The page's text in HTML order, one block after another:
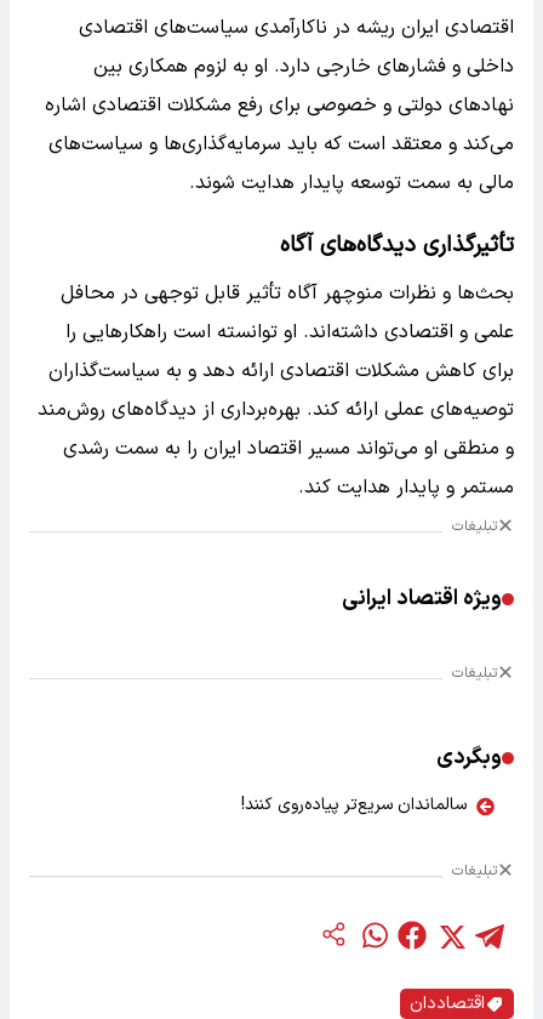
اقتصادی ایران ریشه در ناکارآمدی سیاست‌های اقتصادی
داخلی و فشارهای خارجی دارد. او به لزوم همکاری بین
نهادهای دولتی و خصوصی برای رفع مشکلات اقتصادی اشاره
می‌کند و معتقد است که باید سرمایه‌گذاری‌ها و سیاست‌های
مالی به سمت توسعه پایدار هدایت شوند.
تأثیرگذاری دیدگاه‌های آگاه
بحث‌ها و نظرات منوچهر آگاه تأثیر قابل توجهی در محافل
علمی و اقتصادی داشته‌اند. او توانسته است راهکارهایی را
برای کاهش مشکلات اقتصادی ارائه دهد و به سیاست‌گذاران
توصیه‌های عملی ارائه کند. بهره‌برداری از دیدگاه‌های روش‌مند
و منطقی او می‌تواند مسیر اقتصاد ایران را به سمت رشدی
مستمر و پایدار هدایت کند.
تبلیغات
ویژه اقتصاد ایرانی
تبلیغات
وبگردی
سالماندان سریع‌تر پیاده‌روی کنند!
تبلیغات
اقتصاددان